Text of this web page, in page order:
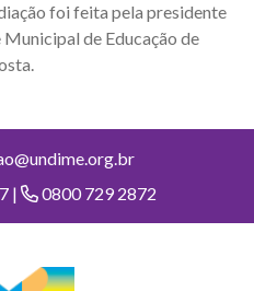
foi feita pela presidente
de Educação de
|
0800 729 2872